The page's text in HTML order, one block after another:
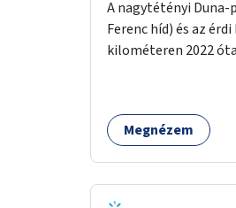
A nagytétényi Duna-
Ferenc híd) és az
kilométeren 2022
fajok ritkítását,
Megnézem